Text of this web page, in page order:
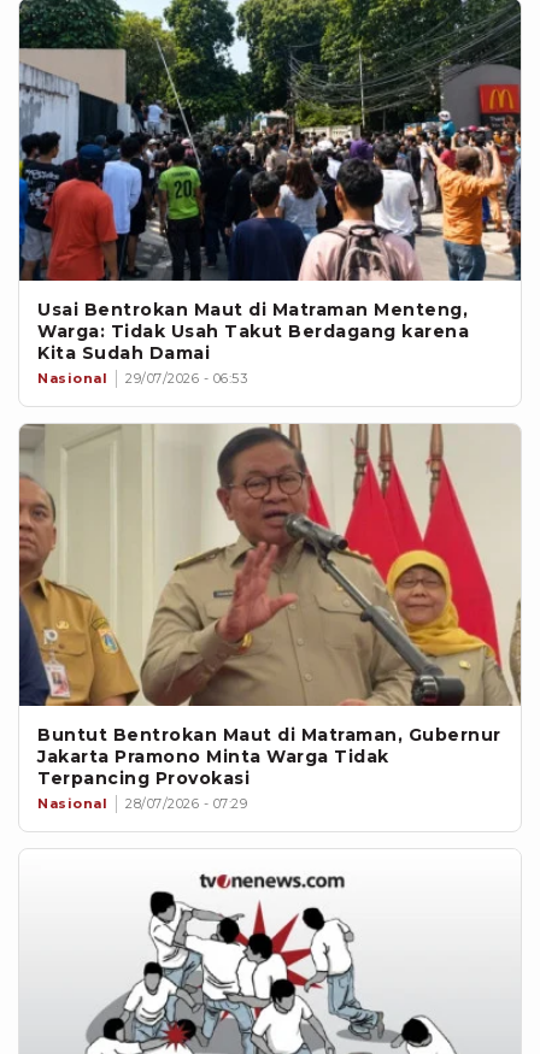
Usai Bentrokan Maut di Matraman Menteng,
Warga: Tidak Usah Takut Berdagang karena
Kita Sudah Damai
Nasional 29/07/2026 - 06:53
Buntut Bentrokan Maut di Matraman, Gubernur
Jakarta Pramono Minta Warga Tidak
Terpancing Provokasi
Nasional 28/07/2026 - 07:29